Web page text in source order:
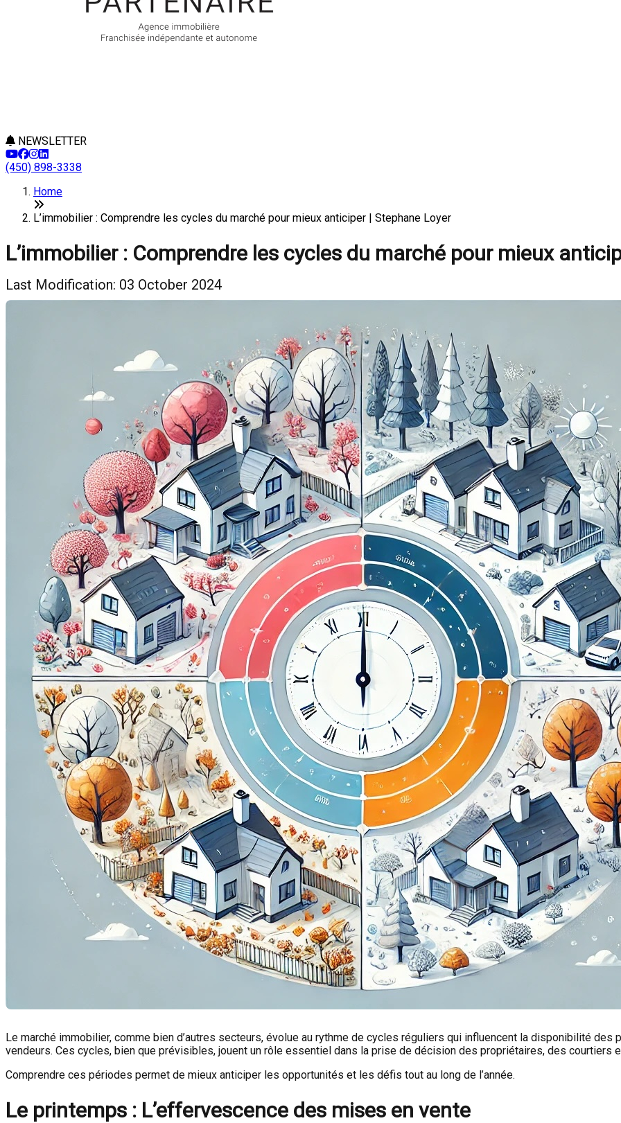
NEWSLETTER
(450) 898-3338
Home
L’immobilier : Comprendre les cycles du marché pour mieux anticiper | Stephane Loyer
L’immobilier : Comprendre les cycles du marché pour mieux
Last Modification: 03 October 2024
Le marché immobilier, comme bien d’autres secteurs, évolue au rythme de cycles réguliers qui influencent la disponibilité
vendeurs. Ces cycles, bien que prévisibles, jouent un rôle essentiel dans la prise de décision des propriétaires, des courtiers
Comprendre ces périodes permet de mieux anticiper les opportunités et les défis tout au long de l’année.
Le printemps : L’effervescence des mises en vente